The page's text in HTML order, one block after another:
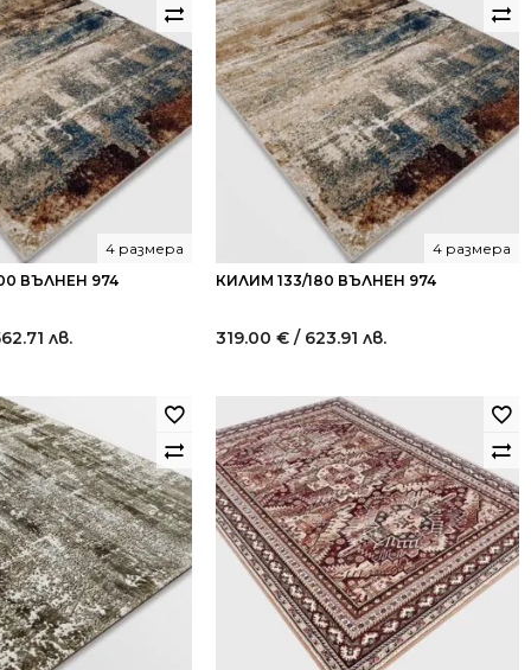
ВЪЛНЕН 974
4 размера
лв.
КИЛИМ 133/180 ВЪЛНЕН 974
4 размера
319.00 € / 623.91 лв.